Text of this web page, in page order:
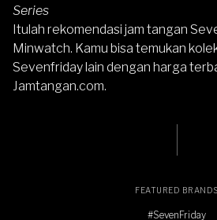
Series
Itulah rekomendasi jam tangan
Minwatch. Kamu bisa temukan
Sevenfriday lain dengan harga
Jamtangan.com.
FEATURED BRANDS
#SevenFriday